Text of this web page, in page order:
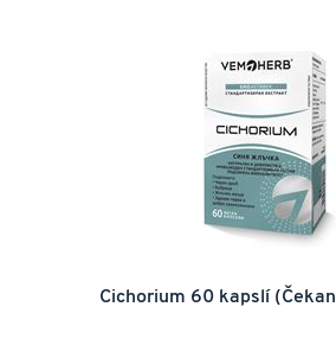
Cichorium 60 kapslí